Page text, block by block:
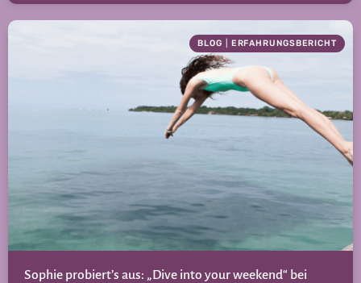
BLOG ERFAHRUNGSBERICHT
Sophie probiert’s aus: „Dive into your weekend“ bei